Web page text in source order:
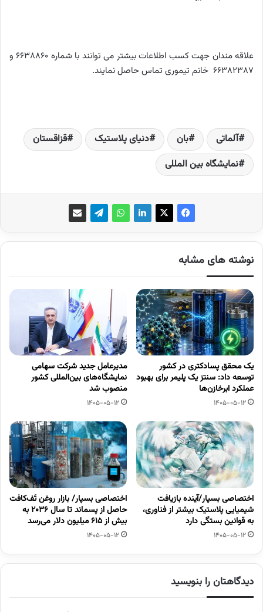
علاقه مندان جهت کسب اطلاعات بیشتر می توانند با شماره 6638860 و
66382387 خانم تیموری تماس حاصل نمایند.
آلماتی بان دنیای پلاستیک
قزاقستان
نمایشگاه بین المللی
نوشته های مشابه
یک محقق پسادکتری در کشور
توسعه داد: سنتز یک پلیمر برای بهبود
عملکرد ابرخازن‌ها
1405-05-12
مدیرعامل جدید شرکت سهامی
نمایشگاه‌های بین‌المللی کشور
منصوب شد
1405-05-12
اختصاصی بسپار/آینده بازیافت
شیمیایی پلاستیک بیشتر از فناوری،
به قوانین بستگی دارد
1405-05-12
اختصاصی بسپار/ بازار روغن تَف‌کافت
حاصل از پسماند تا سال ۲۰۳۶ به
بیش از ۶۱۵ میلیون دلار می‌رسد
1405-05-12
دیدگاهتان را بنویسید